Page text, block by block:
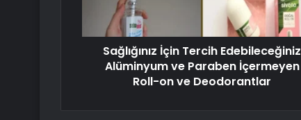
Sağlığınız İçin Tercih Edebileceğiniz
Alüminyum ve Paraben İçermeyen
Roll-on ve Deodorantlar